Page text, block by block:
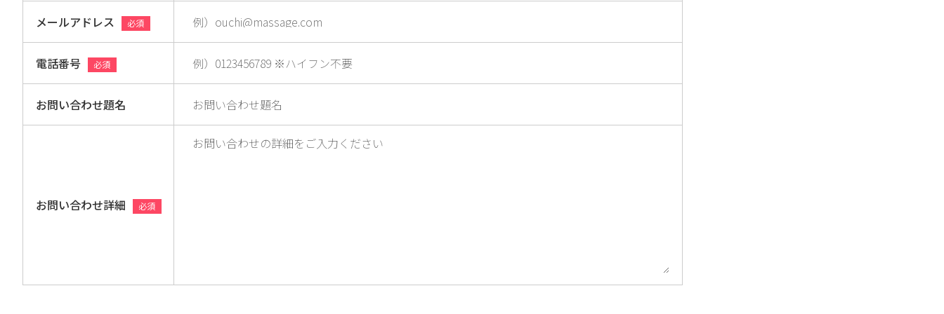
メールアドレス 必須
電話番号 必須
お問い合わせ題名
お問い合わせ詳細 必須